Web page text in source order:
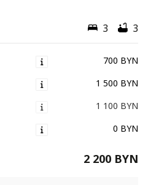
3 3
700 BYN
1 500 BYN
1 100 BYN
0 BYN
2 200 BYN